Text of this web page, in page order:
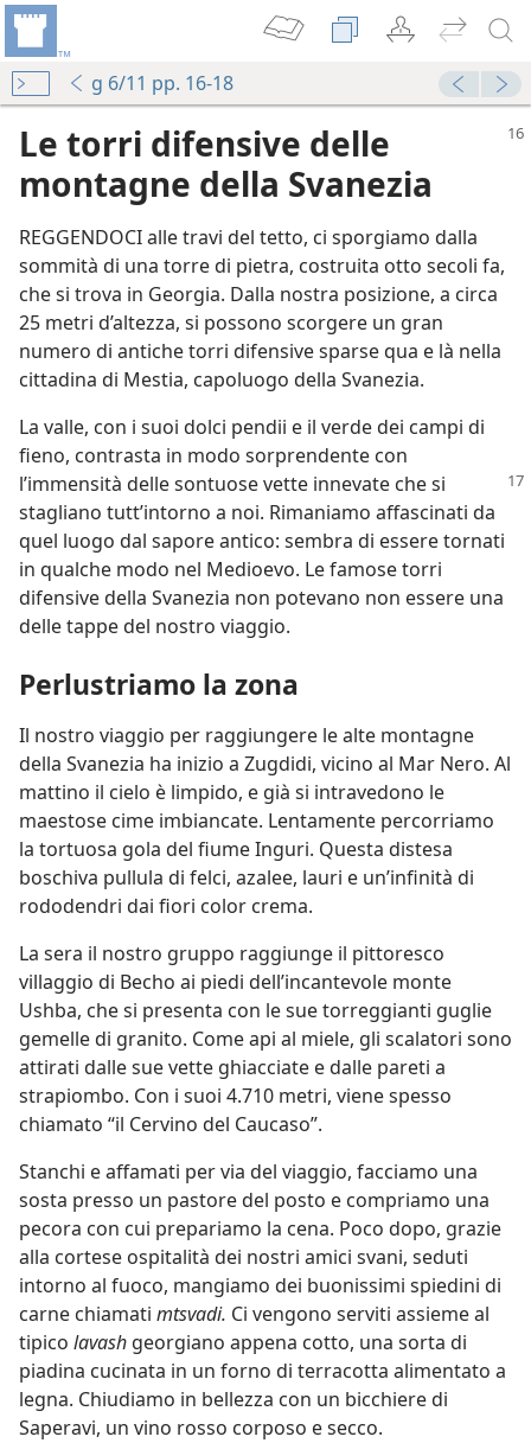
g 6/11 pp. 16-18
Le torri difensive delle
montagne della Svanezia
REGGENDOCI alle travi del tetto, ci sporgiamo dalla
sommità di una torre di pietra, costruita otto secoli fa,
che si trova in Georgia. Dalla nostra posizione, a circa
25 metri d’altezza, si possono scorgere un gran
numero di antiche torri difensive sparse qua e là nella
cittadina di Mestia, capoluogo della Svanezia.
La valle, con i suoi dolci pendii e il verde dei campi di
fieno, contrasta in modo sorprendente con
l’immensità dellesontuose vette innevate che si
stagliano tutt’intorno a noi. Rimaniamo affascinati da
quel luogo dal sapore antico: sembra di essere tornati
in qualche modo nel Medioevo. Le famose torri
difensive della Svanezia non potevano non essere una
delle tappe del nostro viaggio.
Perlustriamo la zona
Il nostro viaggio per raggiungere le alte montagne
della Svanezia ha inizio a Zugdidi, vicino al Mar Nero. Al
mattino il cielo è limpido, e già si intravedono le
maestose cime imbiancate. Lentamente percorriamo
la tortuosa gola del fiume Inguri. Questa distesa
boschiva pullula di felci, azalee, lauri e un’infinità di
rododendri dai fiori color crema.
La sera il nostro gruppo raggiunge il pittoresco
villaggio di Becho ai piedi dell’incantevole monte
Ushba, che si presenta con le sue torreggianti guglie
gemelle di granito. Come api al miele, gli scalatori sono
attirati dalle sue vette ghiacciate e dalle pareti a
strapiombo. Con i suoi 4.710 metri, viene spesso
chiamato “il Cervino del Caucaso”.
Stanchi e affamati per via del viaggio, facciamo una
sosta presso un pastore del posto e compriamo una
pecora con cui prepariamo la cena. Poco dopo, grazie
alla cortese ospitalità dei nostri amici svani, seduti
intorno al fuoco, mangiamo dei buonissimi spiedini di
carne chiamati mtsvadi. Ci vengono serviti assieme al
tipico lavash georgiano appena cotto, una sorta di
piadina cucinata in un forno di terracotta alimentato a
legna. Chiudiamo in bellezza con un bicchiere di
Saperavi, un vino rosso corposo e secco.